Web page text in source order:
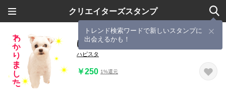
クリエイターズスタンプ
トレンド検索ワードで新しいスタンプに
出会えるかも！
ばぶめるちろ3
ハピスタ
￥250 1%還元